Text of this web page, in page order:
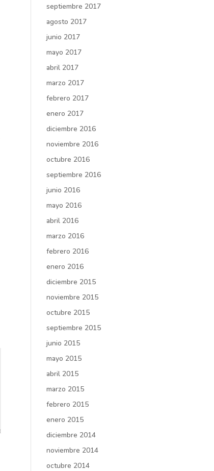
septiembre 2017
agosto 2017
junio 2017
mayo 2017
abril 2017
marzo 2017
febrero 2017
enero 2017
diciembre 2016
noviembre 2016
octubre 2016
septiembre 2016
junio 2016
mayo 2016
abril 2016
marzo 2016
febrero 2016
enero 2016
diciembre 2015
noviembre 2015
octubre 2015
septiembre 2015
junio 2015
mayo 2015
abril 2015
marzo 2015
febrero 2015
enero 2015
diciembre 2014
noviembre 2014
octubre 2014